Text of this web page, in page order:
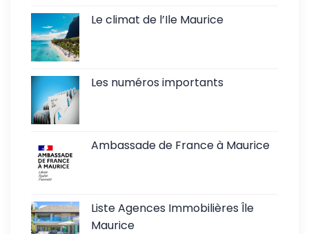
Le climat de l’Ile Maurice
Les numéros importants
Ambassade de France à Maurice
Liste Agences Immobilières Île
Maurice